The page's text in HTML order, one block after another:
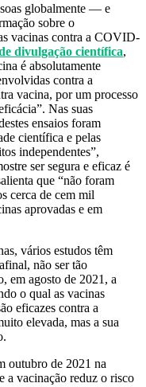
globalmente — e
sobre o
vacinas contra a COVID-
divulgação científica,
é absolutamente
contra a
vacina, por um processo
Nas suas
ensaios foram
científica e pelas
independentes”,
ser segura e eficaz é
que “não foram
cerca de cem mil
aprovadas e em
vários estudos têm
não ser tão
em agosto de 2021, a
o qual as vacinas
eficazes contra a
elevada, mas a sua
outubro de 2021 na
a vacinação reduz o risco